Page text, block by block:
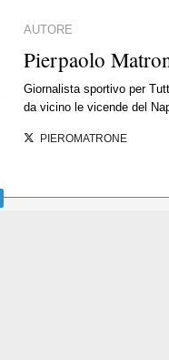
AUTORE
Pierpaolo
Giornalista sportivo per
da vicino le vicende del
PIEROMATRONE